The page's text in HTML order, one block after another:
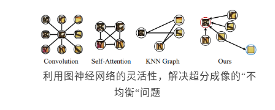
利用图神经网络的灵活性，解决超分成像的“不
均衡“问题